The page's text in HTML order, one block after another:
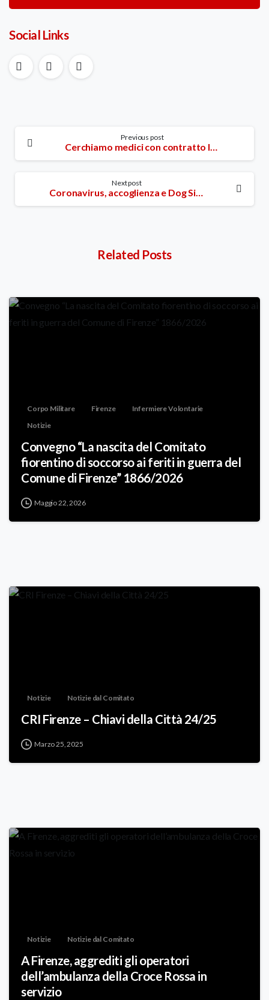
Social Links
Reading
Previous post
Cerchiamo medici con contratto libero professionale per servizio di visite domiciliari
Next post
Coronavirus, accoglienza e Dog Sitting gratuiti per gli animali dei cittadini contagiati o in quarantena
Related Posts
Corpo Militare Firenze
Infermiere Volontarie
Notizie
Convegno “La nascita del Comitato
fiorentino di soccorso ai feriti in guerra del
Comune di Firenze” 1866/2026
Maggio 22, 2026
Notizie Notizie dal Comitato
CRI Firenze – Chiavi della Città 24/25
Marzo 25, 2025
Notizie Notizie dal Comitato
A Firenze, aggrediti gli operatori
dell’ambulanza della Croce Rossa in
servizio